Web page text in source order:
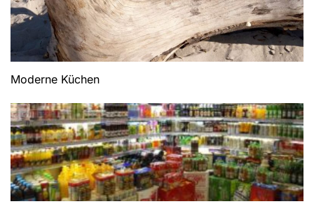
Moderne Küchen